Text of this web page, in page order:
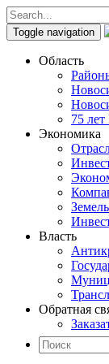
Toggle navigation
Область
75
Экономика
Власть
Обратная